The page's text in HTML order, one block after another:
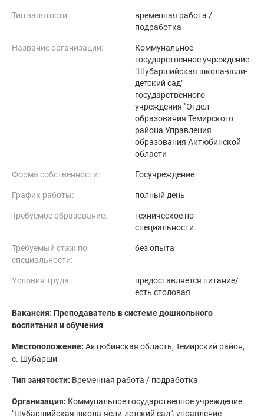
Тип занятости:
временная работа /
подработка
Название организации:
Коммунальное
государственное учреждение
"Шубаршийская школа-ясли-
детский сад"
государственного
учреждения "Отдел
образования Темирского
района Управления
образования Актюбинской
области
Форма собственности: Госучреждение
График работы: полный день
Требуемое образование:
техническое по
специальности
Требуемый стаж по
специальности:
без опыта
Условия труда:
предоставляется питание/
есть столовая
Вакансия: Преподаватель в системе дошкольного
воспитания и обучения
Местоположение: Актюбинская область, Темирский район,
с. Шубарши
Тип занятости: Временная работа / подработка
Организация: Коммунальное государственное учреждение
"Шубаршийская школа-ясли-детский сад", управление